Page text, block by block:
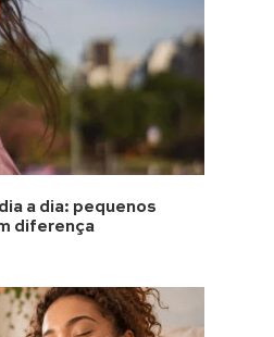
a dia: pequenos
diferença